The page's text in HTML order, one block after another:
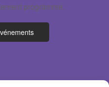
programmé.